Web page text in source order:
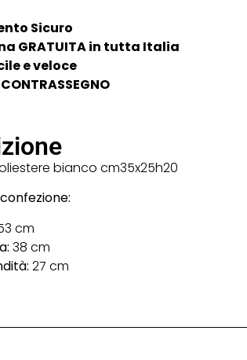
Sicuro
GRATUITA in tutta Italia
e veloce
bianco cm35x25h20
cm
38 cm
27 cm